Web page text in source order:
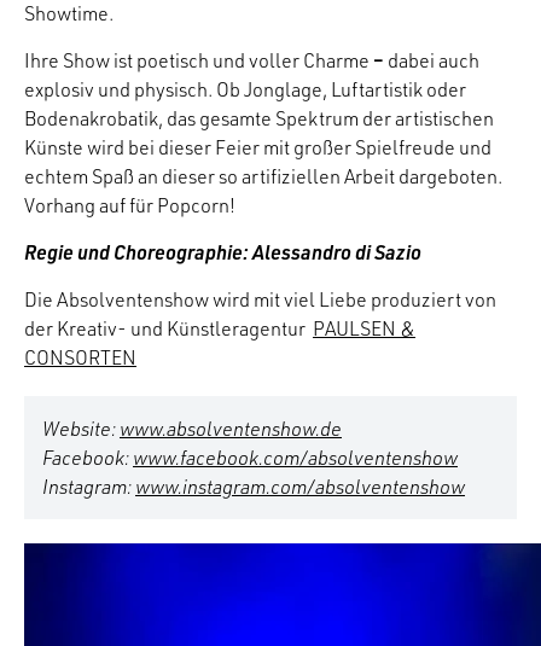
Showtime.
Ihre Show ist poetisch und voller Charme – dabei auch
explosiv und physisch. Ob Jonglage, Luftartistik oder
Bodenakrobatik, das gesamte Spektrum der artistischen
Künste wird bei dieser Feier mit großer Spielfreude und
echtem Spaß an dieser so artifiziellen Arbeit dargeboten.
Vorhang auf für Popcorn!
Regie und Choreographie: Alessandro di Sazio
Die Absolventenshow wird mit viel Liebe produziert von
der Kreativ- und Künstleragentur PAULSEN &
CONSORTEN
Website: www.absolventenshow.de
Facebook: www.facebook.com/absolventenshow
Instagram: www.instagram.com/absolventenshow